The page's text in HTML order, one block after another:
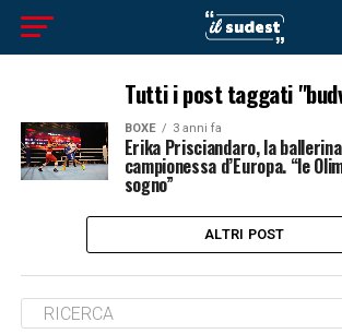
Tutti i post taggati
BOXE 3 anni fa
Erika Prisciandaro, la
campionessa d’Europa. “le
sogno”
ALTRI POST